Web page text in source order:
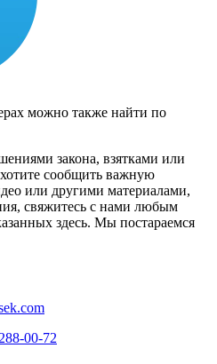
можно также найти по
закона, взятками или
сообщить важную
или другими материалами,
свяжитесь с нами любым
здесь. Мы постараемся
00-72